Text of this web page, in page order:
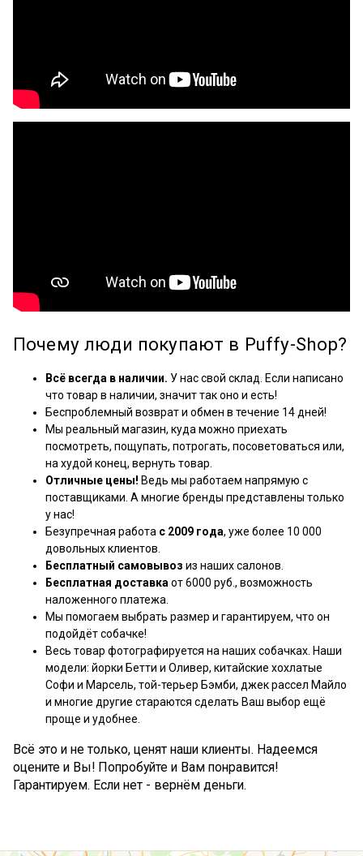
Почему люди покупают в Puffy-Shop?
Всё всегда в наличии. У нас свой склад. Если написано
что товар в наличии, значит так оно и есть!
Беспроблемный возврат и обмен в течение 14 дней!
Мы реальный магазин, куда можно приехать
посмотреть, пощупать, потрогать, посоветоваться или,
на худой конец, вернуть товар.
Отличные цены! Ведь мы работаем напрямую с
поставщиками. А многие бренды представлены только
у нас!
Безупречная работа с 2009 года, уже более 10 000
довольных клиентов.
Бесплатный самовывоз из наших салонов.
Бесплатная доставка от 6000 руб., возможность
наложенного платежа.
Мы помогаем выбрать размер и гарантируем, что он
подойдёт собачке!
Весь товар фотографируется на наших собачках. Наши
модели: йорки Бетти и Оливер, китайские хохлатые
Софи и Марсель, той-терьер Бэмби, джек рассел Майло
и многие другие стараются сделать Ваш выбор ещё
проще и удобнее.
Всё это и не только, ценят наши клиенты. Надеемся
оцените и Вы! Попробуйте и Вам понравится!
Гарантируем. Если нет - вернём деньги.